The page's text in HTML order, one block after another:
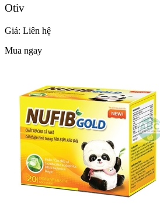
Otiv
Giá: Liên hệ
Mua ngay